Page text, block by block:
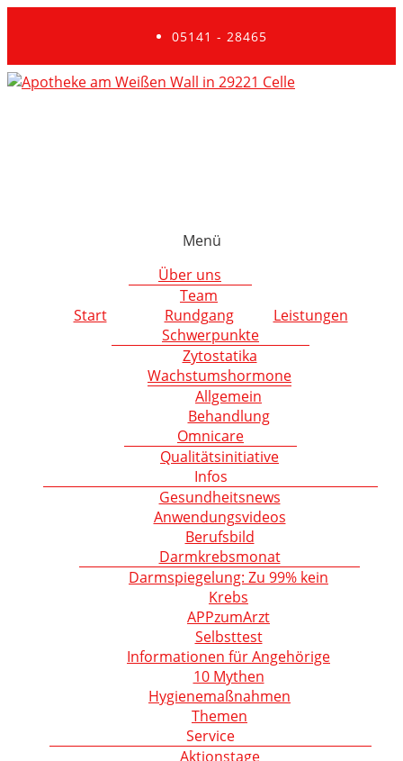
05141 - 28465
Menü
Start
Über uns
Team
Rundgang
Leistungen
Schwerpunkte
Zytostatika
Wachstumshormone
Allgemein
Behandlung
Omnicare
Qualitätsinitiative
Infos
Gesundheitsnews
Anwendungsvideos
Berufsbild
Darmkrebsmonat
Darmspiegelung: Zu 99% kein
Krebs
APPzumArzt
Selbsttest
Informationen für Angehörige
10 Mythen
Hygienemaßnahmen
Themen
Service
Aktionstage